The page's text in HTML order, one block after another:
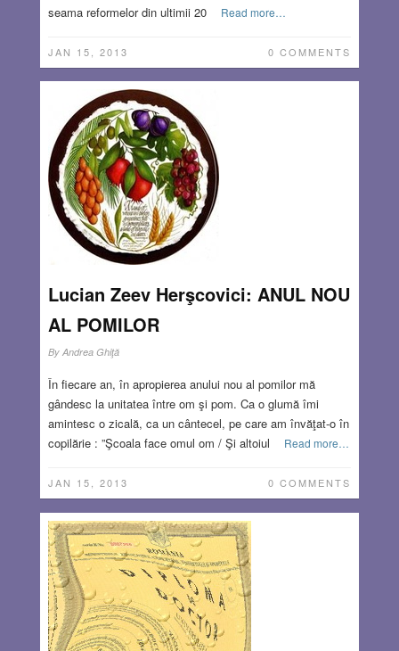
seama reformelor din ultimii 20
Read more…
JAN 15, 2013 0 COMMENTS
Lucian Zeev Herşcovici: ANUL NOU
AL POMILOR
By Andrea Ghiţă
În fiecare an, în apropierea anului nou al pomilor mă
gândesc la unitatea între om şi pom. Ca o glumă îmi
amintesc o zicală, ca un cântecel, pe care am învăţat-o în
copilărie : ”Şcoala face omul om / Şi altoiul
Read more…
JAN 15, 2013 0 COMMENTS